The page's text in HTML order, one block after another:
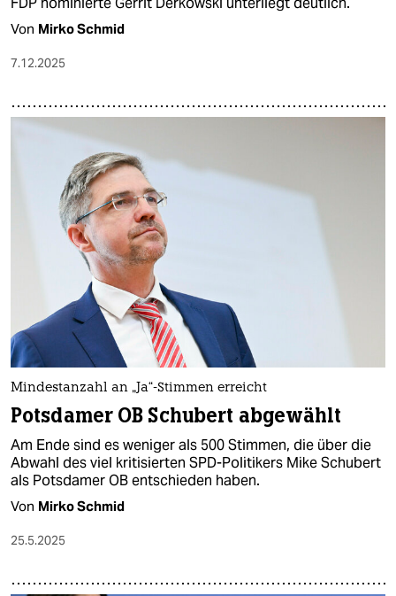
Von Mirko Schmid
7.12.2025
Mindestanzahl an „Ja“-Stimmen erreicht
Potsdamer OB Schubert abgewählt
Am Ende sind es weniger als 500 Stimmen, die über die
Abwahl des viel kritisierten SPD-Politikers Mike Schubert
als Potsdamer OB entschieden haben.
Von Mirko Schmid
25.5.2025